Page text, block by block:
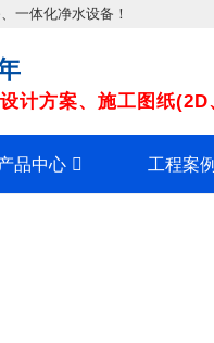
一体化净水设备！
计方案、施工图纸(2D
品中心 工程案例